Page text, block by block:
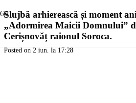
Slujbă arhierească și moment
„Adormirea Maicii Domnului”
Cerișnovăț raionul Soroca.
Posted on 2 iun. la 17:28